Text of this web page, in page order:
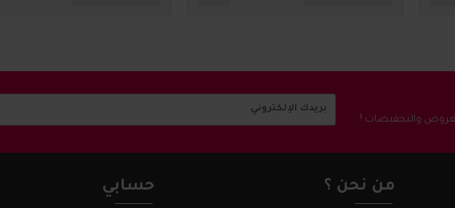
والتخفيضات !
من نحن ؟ حسابي